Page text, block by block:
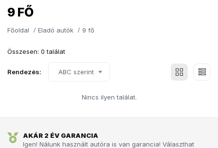
9 FŐ
Főoldal Eladó autók 9 fő
Összesen: 0 találat
Rendezés: ABC szerint
Nincs ilyen találat.
AKÁR 2 ÉV GARANCIA
Igen! Nálunk használt autóra is van garancia! Választhat